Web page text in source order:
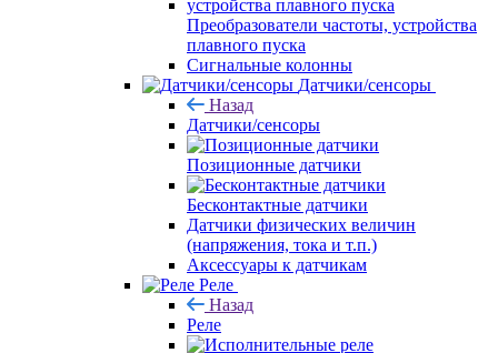
Преобразователи частоты, устройства
плавного пуска
Сигнальные колонны
Датчики/сенсоры
Назад
Датчики/сенсоры
Позиционные датчики
Бесконтактные датчики
Датчики физических величин
(напряжения, тока и т.п.)
Аксессуары к датчикам
Реле
Назад
Реле